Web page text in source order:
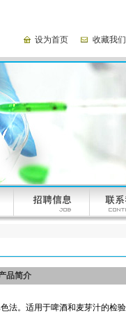
设为首页 收藏我们
品简介